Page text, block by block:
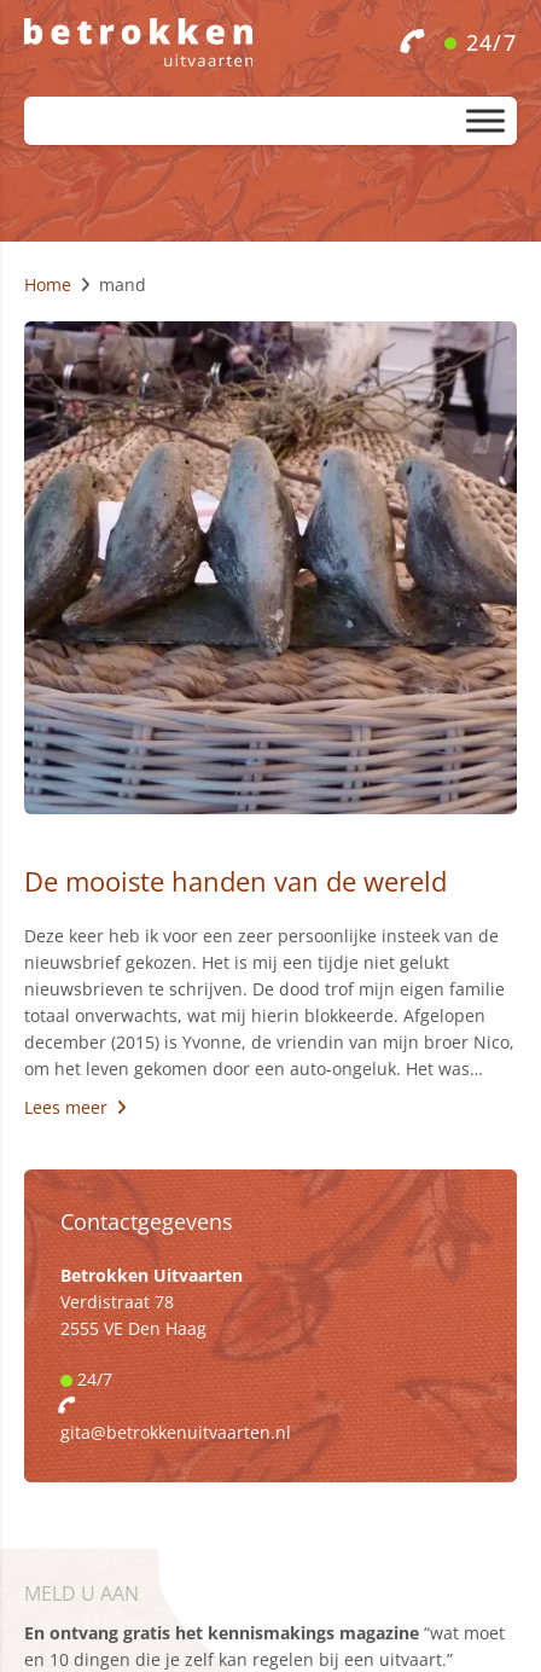
24/7
Home mand
De mooiste handen van de wereld
Deze keer heb ik voor een zeer persoonlijke insteek van de
nieuwsbrief gekozen. Het is mij een tijdje niet gelukt
nieuwsbrieven te schrijven. De dood trof mijn eigen familie
totaal onverwachts, wat mij hierin blokkeerde. Afgelopen
december (2015) is Yvonne, de vriendin van mijn broer Nico,
om het leven gekomen door een auto-ongeluk. Het was…
Lees meer
Contactgegevens
Betrokken Uitvaarten
Verdistraat 78
2555 VE Den Haag
24/7
gita@betrokkenuitvaarten.nl
MELD U AAN
En ontvang gratis het kennismakings magazine “wat moet
en 10 dingen die je zelf kan regelen bij een uitvaart.”